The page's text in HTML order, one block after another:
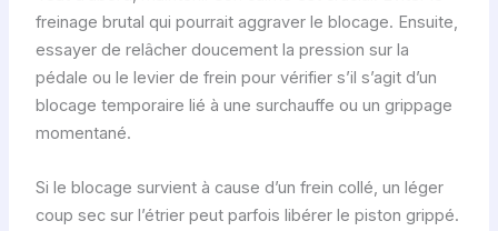
freinage brutal qui pourrait aggraver le blocage. Ensuite,
essayer de relâcher doucement la pression sur la
pédale ou le levier de frein pour vérifier s’il s’agit d’un
blocage temporaire lié à une surchauffe ou un grippage
momentané.
Si le blocage survient à cause d’un frein collé, un léger
coup sec sur l’étrier peut parfois libérer le piston grippé.